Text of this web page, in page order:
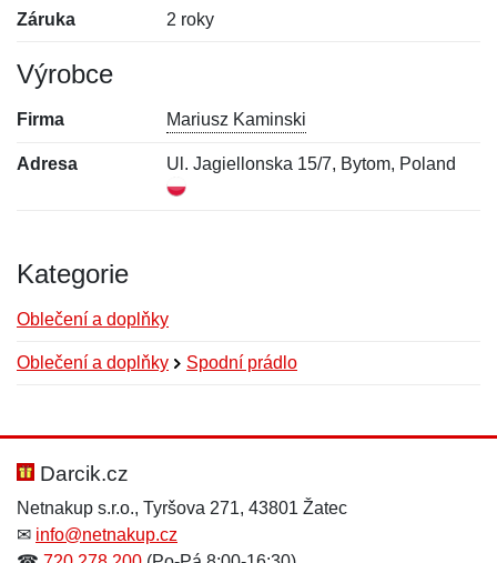
Záruka 2 roky
Výrobce
Firma Mariusz Kaminski
Adresa Ul. Jagiellonska 15/7, Bytom, Poland
Kategorie
Oblečení a doplňky
Oblečení a doplňky Spodní prádlo
Hodnocení:
Jméno: *
Jméno:
E-mail:*
Darcik.cz
Netnakup s.r.o., Tyršova 271, 43801 Žatec
✉ info@netnakup.cz